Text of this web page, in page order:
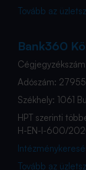
Tovább az
Bank360
Adószám:
Székhely: 1061
HPT szerinti
H-EN-I-600/
Tovább az